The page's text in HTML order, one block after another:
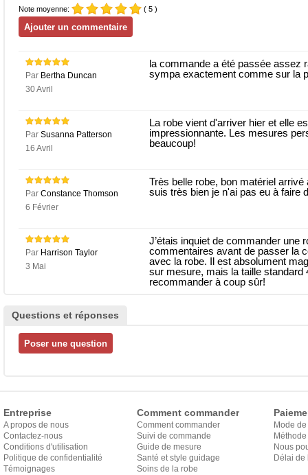
Note moyenne: ( 5 )
Par Bertha Duncan
30 Avril
la commande a été passée assez
sympa exactement comme sur la
Par Susanna Patterson
16 Avril
La robe vient d'arriver hier et elle
impressionnante. Les mesures
beaucoup!
Par Constance Thomson
6 Février
Très belle robe, bon matériel
suis très bien je n'ai pas eu à faire
Par Harrison Taylor
3 Mai
J’étais inquiet de commander une
commentaires avant de passer la
avec la robe. Il est absolument
sur mesure, mais la taille standard
recommander à coup sûr!
Questions et réponses
Entreprise
A propos de nous
Contactez-nous
Conditions d'utilisation
Politique de confidentialité
Témoignages
Comment commander
Comment commander
Suivi de commande
Guide de mesure
Santé et style guidage
Soins de la robe
Mode
Nous
Délai de